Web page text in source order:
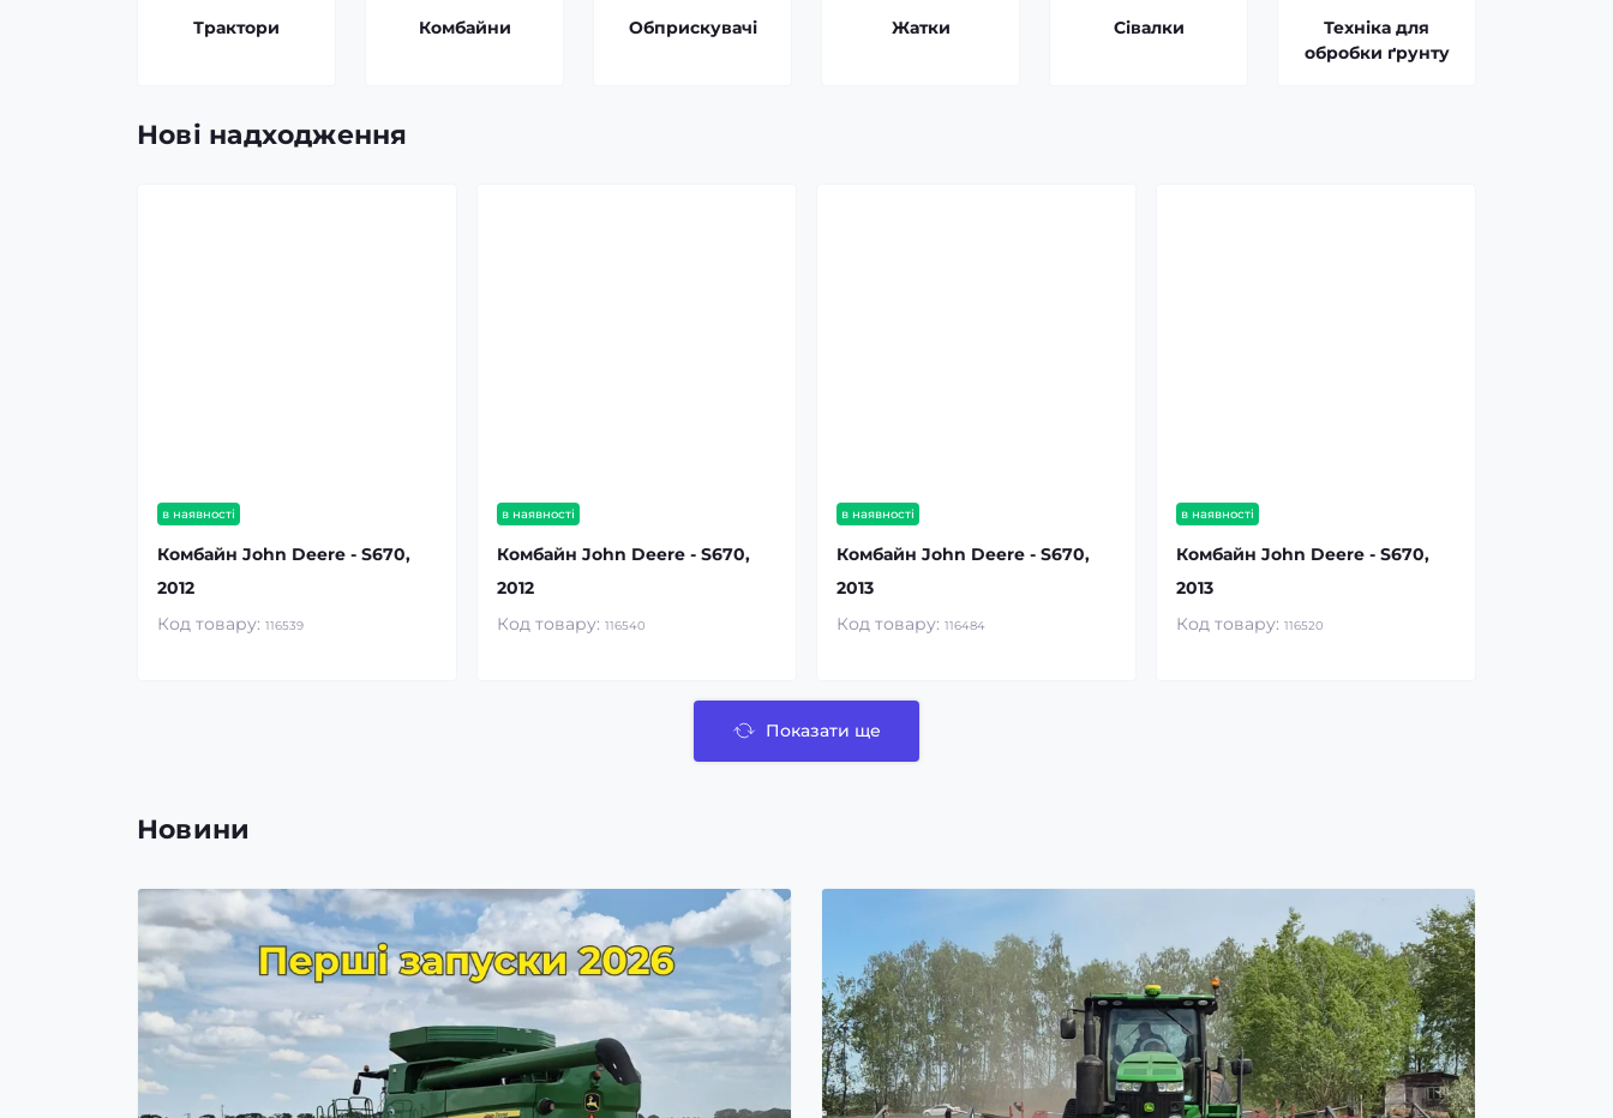
Трактори Комбайни Обприскувачі Жатки Сівалки
Техніка для
обробки ґрунту
Нові надходження
в наявності
Комбайн John Deere - S670,
2012
Код товару: 116539
в наявності
Комбайн John Deere - S670,
2012
Код товару: 116540
в наявності
Комбайн John Deere - S670,
2013
Код товару: 116484
в наявності
Комбайн John Deere - S670,
2013
Код товару: 116520
Показати ще
Новини